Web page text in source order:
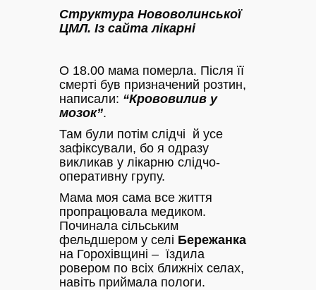
Структура Нововолинської
ЦМЛ. Із сайта лікарні
О 18.00 мама померла. Після її
смерті був призначений розтин,
написали: “Крововилив у
мозок”.
Там були потім слідчі й усе
зафіксували, бо я одразу
викликав у лікарню слідчо-
оперативну групу.
Мама моя сама все життя
пропрацювала медиком.
Починала сільським
фельдшером у селі Бережанка
на Горохівщині – їздила
ровером по всіх ближніх селах,
навіть приймала пологи.